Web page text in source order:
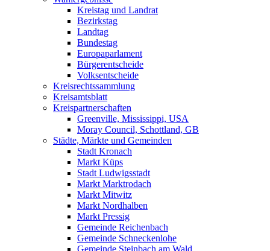
Kreistag und Landrat
Bezirkstag
Landtag
Bundestag
Europaparlament
Bürgerentscheide
Volksentscheide
Kreisrechtssammlung
Kreisamtsblatt
Kreispartnerschaften
Greenville, Mississippi, USA
Moray Council, Schottland, GB
Städte, Märkte und Gemeinden
Stadt Kronach
Markt Küps
Stadt Ludwigsstadt
Markt Marktrodach
Markt Mitwitz
Markt Nordhalben
Markt Pressig
Gemeinde Reichenbach
Gemeinde Schneckenlohe
Gemeinde Steinbach am Wald